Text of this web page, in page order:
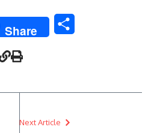
Share
Next Article